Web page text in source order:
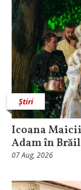
Știri
Icoana
Adam în
07 Aug, 2026